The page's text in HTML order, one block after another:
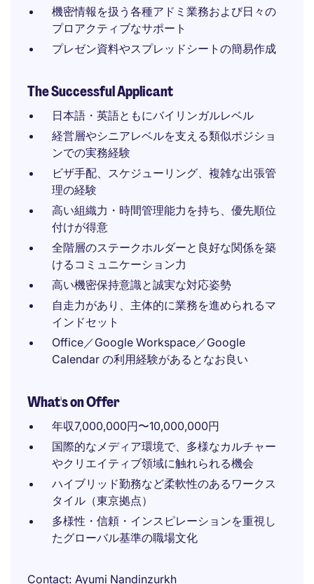
機密情報を扱う各種アドミ業務および日々の
プロアクティブなサポート
プレゼン資料やスプレッドシートの簡易作成
The Successful Applicant
日本語・英語ともにバイリンガルレベル
経営層やシニアレベルを支える類似ポジショ
ンでの実務経験
ビザ手配、スケジューリング、複雑な出張管
理の経験
高い組織力・時間管理能力を持ち、優先順位
付けが得意
全階層のステークホルダーと良好な関係を築
けるコミュニケーション力
高い機密保持意識と誠実な対応姿勢
自走力があり、主体的に業務を進められるマ
インドセット
Office／Google Workspace／Google
Calendar の利用経験があるとなお良い
What's on Offer
年収7,000,000円〜10,000,000円
国際的なメディア環境で、多様なカルチャー
やクリエイティブ領域に触れられる機会
ハイブリッド勤務など柔軟性のあるワークス
タイル（東京拠点）
多様性・信頼・インスピレーションを重視し
たグローバル基準の職場文化
Contact Ayumi Nandinzurkh